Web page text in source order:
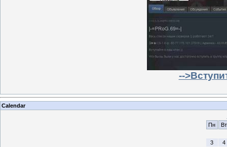
--
Calendar
Пн
Вт
3
4